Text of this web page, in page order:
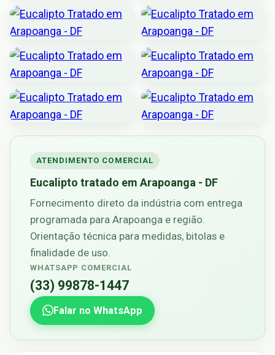
ATENDIMENTO COMERCIAL
Eucalipto tratado em Arapoanga - DF
Fornecimento direto da indústria com entrega
programada para Arapoanga e região.
Orientação técnica para medidas, bitolas e
finalidade de uso.
WHATSAPP COMERCIAL
(33) 99878-1447
Falar no WhatsApp